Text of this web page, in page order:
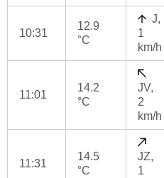
10:31
12.9
°C
J,
1
km/h
11:01
14.2
°C
JV,
2
km/h
11:31
14.5
°C
JZ,
1